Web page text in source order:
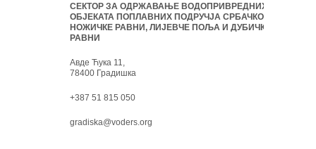
СЕКТОР ЗА ОДРЖАВАЊЕ ВОДОПРИВРЕДНИХ
ОБЈЕКАТА ПОПЛАВНИХ ПОДРУЧЈА СРБАЧКО-
НОЖИЧКЕ РАВНИ, ЛИЈЕВЧЕ ПОЉА И ДУБИЧКЕ
РАВНИ
Авде Ћука 11,
78400 Градишка
+387 51 815 050
gradiska@voders.org